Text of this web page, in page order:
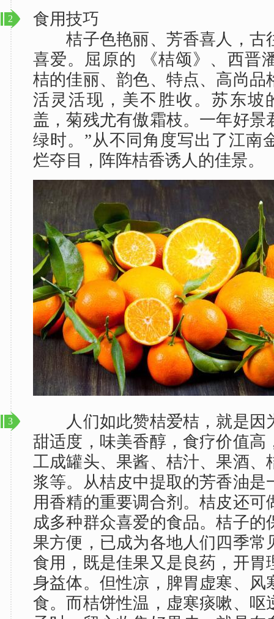
2
食用技巧
桔子色艳丽、芳香喜人，古
喜爱。屈原的 《桔颂》、西晋
桔的佳丽、韵色、特点、高尚品
活灵活现，美不胜收。苏东坡
盖，菊残尤有傲霜枝。一年好景
绿时。”从不同角度写出了江南
烂夺目，阵阵桔香诱人的佳景。
3
人们如此赞桔爱桔，就是因
甜适度，味美香醇，食疗价值高
工成罐头、果酱、桔汁、果酒、
浆等。从桔皮中提取的芳香油是
用香精的重要调合剂。桔皮还可
成多种群众喜爱的食品。桔子的
果方便，已成为各地人们四季常
食用，既是佳果又是良药，开胃
身益体。但性凉，脾胃虚寒、风
食。而桔饼性温，虚寒痰嗽、呕